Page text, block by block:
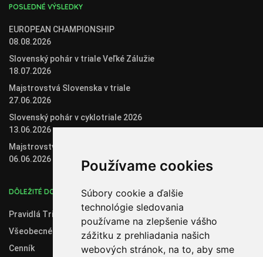
Používame cookies
Súbory cookie a ďalšie
technológie sledovania
používame na zlepšenie vášho
zážitku z prehliadania našich
webových stránok, na to, aby sme
POSLEDNÉ VÝSLEDKY
EUROPEAN CHAMPIONSHIP
08.08.2026
Slovenský pohár v triale Veľké Zálužie
18.07.2026
Majstrovstvá Slovenska v triale
27.06.2026
Slovenský pohár v cyklotriale 2026
13.06.2026
Majstrovstvá Slovenska v biketriale
06.06.2026
DÔLEŽITÉ DOKUMENTY
Pravidlá Trial 2020
Všeobecné obchodné podmienky
Cenník